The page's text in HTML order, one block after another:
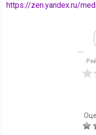
https://zen.yandex.ru/